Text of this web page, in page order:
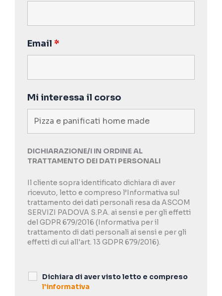
Email *
Mi interessa il corso
DICHIARAZIONE/I IN ORDINE AL
TRATTAMENTO DEI DATI PERSONALI
Il cliente sopra identificato dichiara di aver
ricevuto, letto e compreso l’Informativa sul
trattamento dei dati personali resa da ASCOM
SERVIZI PADOVA S.P.A. ai sensi e per gli effetti
del GDPR 679/2016 (Informativa per il
trattamento di dati personali ai sensi e per gli
effetti di cui all'art. 13 GDPR 679/2016).
Dichiara di aver visto letto e compreso
l'informativa